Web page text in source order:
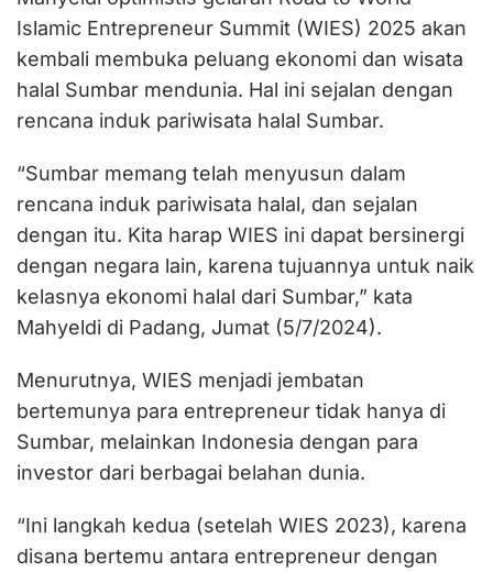
Islamic Entrepreneur Summit (WIES) 2025 akan
kembali membuka peluang ekonomi dan wisata
halal Sumbar mendunia. Hal ini sejalan dengan
rencana induk pariwisata halal Sumbar.
“Sumbar memang telah menyusun dalam
rencana induk pariwisata halal, dan sejalan
dengan itu. Kita harap WIES ini dapat bersinergi
dengan negara lain, karena tujuannya untuk naik
kelasnya ekonomi halal dari Sumbar,” kata
Mahyeldi di Padang, Jumat (5/7/2024).
Menurutnya, WIES menjadi jembatan
bertemunya para entrepreneur tidak hanya di
Sumbar, melainkan Indonesia dengan para
investor dari berbagai belahan dunia.
“Ini langkah kedua (setelah WIES 2023), karena
disana bertemu antara entrepreneur dengan